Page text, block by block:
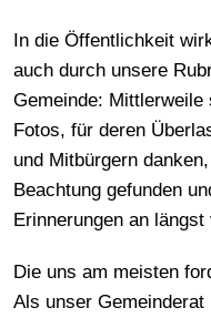
In die Öffentlichkeit
auch durch unsere
Gemeinde:
Fotos, für deren
und Mitbürgern
Beachtung gefunden
Erinnerungen an
Die uns am meisten
Als unser